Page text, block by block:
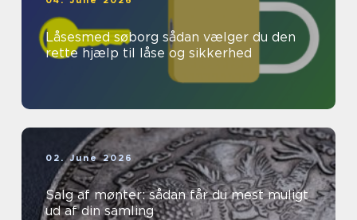
Låsesmed søborg sådan vælger du den
rette hjælp til låse og sikkerhed
02. June 2026
Salg af mønter: sådan får du mest muligt
ud af din samling